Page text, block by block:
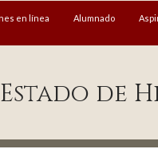
en línea Alumnado
de